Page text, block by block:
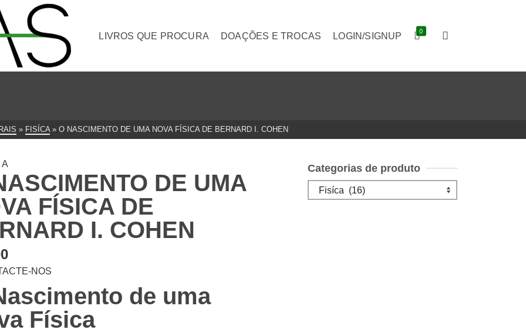
LIVROS QUE PROCURA DOAÇÕES E TROCAS LOGIN/SIGNUP 0
» FISÍCA » O NASCIMENTO DE UMA NOVA FÍSICA DE BERNARD I. COHEN
DE UMA
FÍSICA DE
I. COHEN
NOS
de uma
Física
Categorias de produto